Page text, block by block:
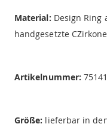
Material: Design Ring
handgesetzte CZirkone
Artikelnummer:
Größe: lieferbar in